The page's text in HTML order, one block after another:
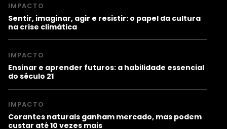
IMPACTO
Sentir, imaginar, agir e resistir: o papel da cultura
na crise climática
IMPACTO
Ensinar e aprender futuros: a habilidade essencial
do século 21
IMPACTO
Corantes naturais ganham mercado, mas podem
custar até 10 vezes mais